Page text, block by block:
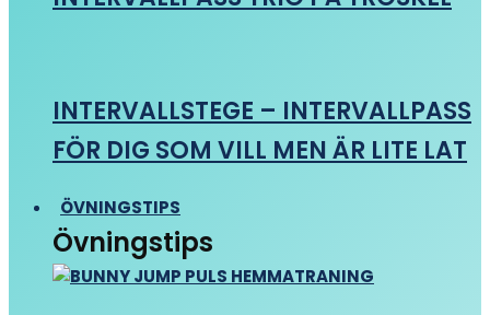
INTERVALLSTEGE – INTERVALLPASS
FÖR DIG SOM VILL MEN ÄR LITE LAT
ÖVNINGSTIPS
Övningstips